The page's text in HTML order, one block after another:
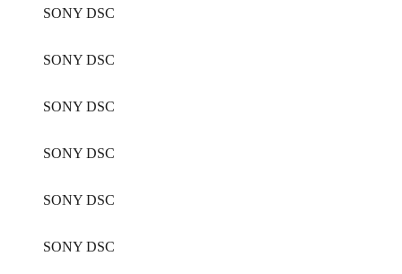
SONY DSC
SONY DSC
SONY DSC
SONY DSC
SONY DSC
SONY DSC